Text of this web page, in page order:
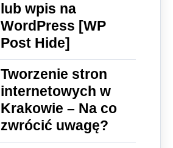
lub wpis na
WordPress [WP
Post Hide]
Tworzenie stron
internetowych w
Krakowie – Na co
zwrócić uwagę?